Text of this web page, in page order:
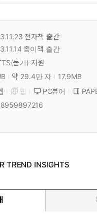
전자책 출간
종이책 출간
듣기) 지원
약 29.4만 자
17.9MB
웹 PC뷰어
TREND INSIGHTS